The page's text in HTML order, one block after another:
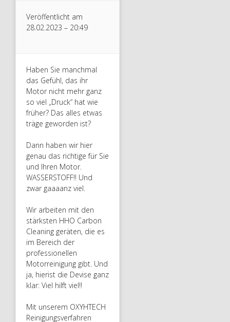
Veröffentlicht am
28.02.2023 – 20:49
Haben Sie manchmal
das Gefühl, das ihr
Motor nicht mehr ganz
so viel „Druck“ hat wie
früher? Das alles etwas
träge geworden ist?
Dann haben wir hier
genau das richtige für Sie
und Ihren Motor.
WASSERSTOFF!! Und
zwar gaaaanz viel.
Wir arbeiten mit den
stärksten HHO Carbon
Cleaning geräten, die es
im Bereich der
professionellen
Motorreinigung gibt. Und
ja, hierist die Devise ganz
klar: Viel hilft viel!!
Mit unserem OXYHTECH
Reinigungsverfahren